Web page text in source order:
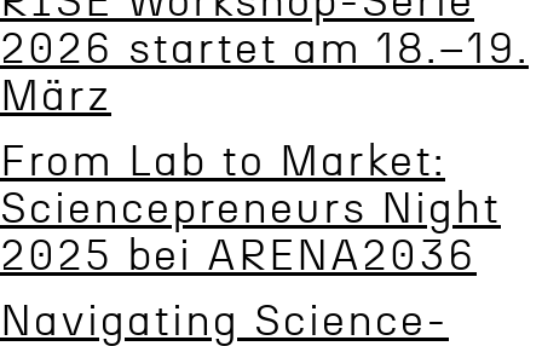
2026 startet am 18.–19.
März
From Lab to Market:
Scien­cepre­neurs Night
2025 bei ARENA2036
Navigat­ing Science-